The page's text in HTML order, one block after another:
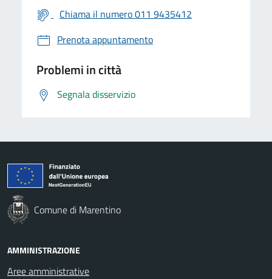
Chiama il numero 011 9435412
Prenota appuntamento
Problemi in città
Segnala disservizio
Comune di Marentino
AMMINISTRAZIONE
Aree amministrative